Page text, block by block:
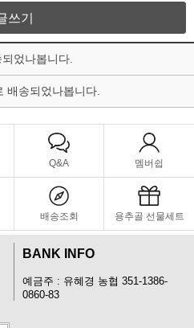
쓰기
었나봅니다.
배송되었나봅니다.
Q&A 멤버쉽
배송조회 용추골 선물세트
BANK INFO
예금주 : 유혜경 농협 351-1386-
0860-83